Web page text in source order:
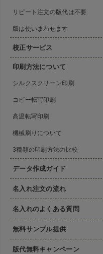
リピート注文の版代は不要
版は使いまわせます
校正サービス
印刷方法について
シルクスクリーン印刷
コピー転写印刷
高温転写印刷
機械刷りについて
3種類の印刷方法の比較
データ作成ガイド
名入れ注文の流れ
名入れのよくある質問
無料サンプル提供
版代無料キャンペーン